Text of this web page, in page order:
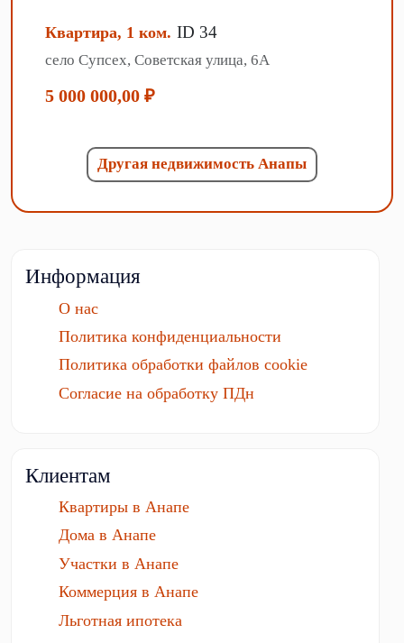
Квартира, 1 ком. ID 34
село Супсех, Советская улица, 6А
5 000 000,00 ₽
Другая недвижимость Анапы
Информация
О нас
Политика конфиденциальности
Политика обработки файлов cookie
Согласие на обработку ПДн
Клиентам
Квартиры в Анапе
Дома в Анапе
Участки в Анапе
Коммерция в Анапе
Льготная ипотека